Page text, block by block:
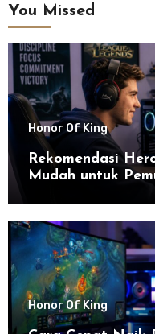
You Missed
Honor Of King
Rekomendasi
Mudah untuk
Honor Of King